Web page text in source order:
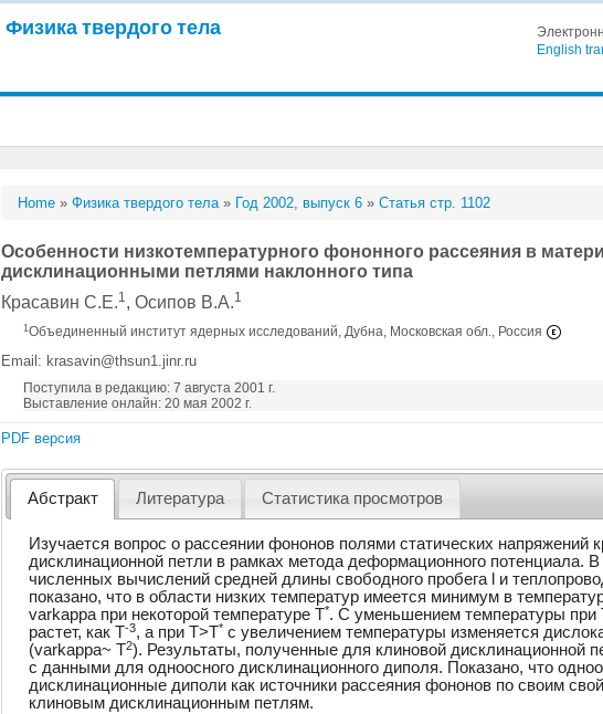
Физика твердого тела
English
Home »Физика твердого тела» Год 2002, выпуск 6 »Статья стр. 1102
Особенности низкотемпературного фононного рассеяния в
дисклинационными петлями наклонного типа
Красавин С.Е.1, Осипов В.А.1
1Объединенный институт ядерных исследований, Дубна, Московская обл., Россия
Email: krasavin@thsun1.jinr.ru
Поступила в редакцию: 7 августа 2001 г.
Выставление онлайн: 20 мая 2002 г.
PDF версия
Абстракт Литература Статистика просмотров
Изучается вопрос о рассеянии фононов полями статических напряжений
дисклинационной петли в рамках метода деформационного потенциала. В
численных вычислений средней длины свободного пробега l и
показано, что в области низких температур имеется минимум в
varkappa при некоторой температуре T*. С уменьшением температуры при
растет, как T-3, а при T>T*с увеличением температуры изменяется
(varkappa~ T2). Результаты, полученные для клиновой дисклинационной
с данными для одноосного дисклинационного диполя. Показано, что
дисклинационные диполи как источники рассеяния фононов по своим
клиновым дисклинационным петлям.